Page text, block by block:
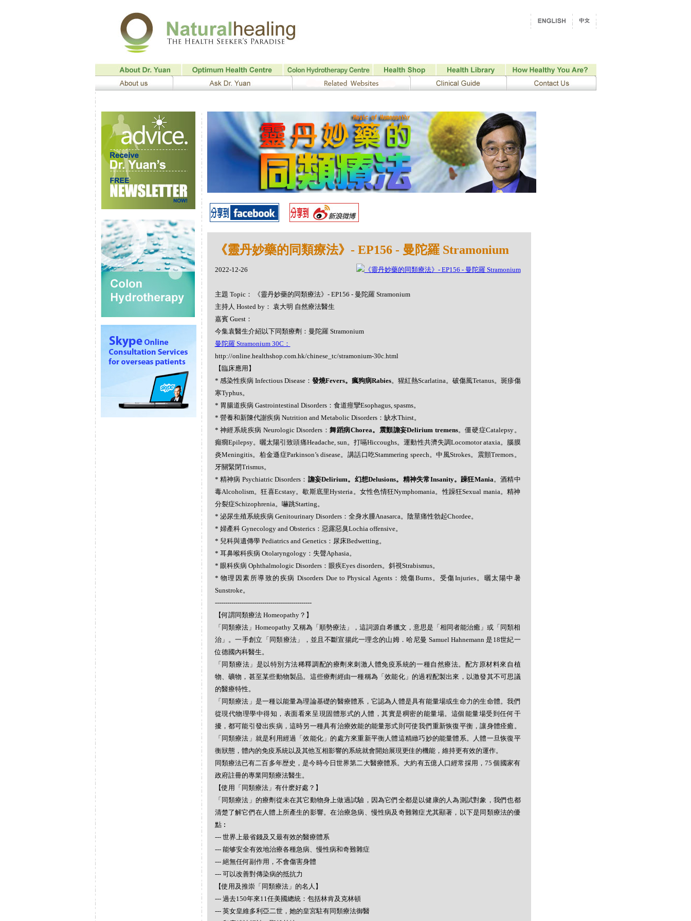
《靈丹妙藥的同類療法》- EP156 - 曼陀羅 Stramonium
2022-12-26
主題 Topic： 《靈丹妙藥的同類療法》- EP156 - 曼陀羅 Stramonium
主持人 Hosted by： 袁大明 自然療法醫生
嘉賓 Guest：
今集袁醫生介紹以下同類療劑：曼陀羅 Stramonium
曼陀羅 Stramonium 30C：
http://online.healthshop.com.hk/chinese_tc/stramonium-30c.html
【臨床應用】
* 感染性疾病 Infectious Disease： 發燒Fevers。瘋狗病Rabies。猩紅熱Scarlatina。破傷風Tetanus。斑疹傷
寒Typhus。
* 胃腸道疾病 Gastrointestinal Disorders：食道痙攣Esophagus, spasms。
* 營養和新陳代謝疾病 Nutrition and Metabolic Disorders：缺水Thirst。
* 神經系統疾病 Neurologic Disorders：舞蹈病Chorea。震顫譫妄Delirium tremens。僵硬症Catalepsy。
癲癇Epilepsy。曬太陽引致頭痛Headache, sun。打嗝Hiccoughs。運動性共濟失調Locomotor ataxia。腦膜
炎Meningitis。柏金遜症Parkinson’s disease。講話口吃Stammering speech。中風Strokes。震顫Tremors。
牙關緊閉Trismus。
* 精神病 Psychiatric Disorders： 譫妄Delirium。幻想Delusions。精神失常Insanity。躁狂Mania。酒精中
毒Alcoholism。狂喜Ecstasy。歇斯底里Hysteria。女性色情狂Nymphomania。性躁狂Sexual mania。精神
分裂症Schizophrenia。嚇跳Starting。
* 泌尿生殖系統疾病 Genitourinary Disorders：全身水腫Anasarca。陰莖痛性勃起Chordee。
* 婦產科 Gynecology and Obsterics：惡露惡臭Lochia offensive。
* 兒科與遺傳學 Pediatrics and Genetics：尿床Bedwetting。
* 耳鼻喉科疾病 Otolaryngology：失聲Aphasia。
* 眼科疾病 Ophthalmologic Disorders：眼疾Eyes disorders。斜視Strabismus。
* 物理因素所導致的疾病 Disorders Due to Physical Agents：燒傷Burns。受傷Injuries。曬太陽中暑
Sunstroke。
-----------------------------------------------
【何謂同類療法 Homeopathy？】
「同類療法」Homeopathy 又稱為「順勢療法」，這詞源自希臘文，意思是「相同者能治癒」或「同類相
治」。一手創立「同類療法」，並且不斷宣揚此一理念的山姆．哈尼曼 Samuel Hahnemann 是18世紀一
位德國內科醫生。
「同類療法」是以特別方法稀釋調配的療劑來刺激人體免疫系統的一種自然療法。配方原材料來自植
物、礦物，甚至某些動物製品。這些療劑經由一種稱為「效能化」的過程配製出來，以激發其不可思議
的醫療特性。
「同類療法」是一種以能量為理論基礎的醫療體系，它認為人體是具有能量場或生命力的生命體。我們
從現代物理學中得知，表面看來呈現固體形式的人體，其實是稠密的能量場。這個能量場受到任何干
擾，都可能引發出疾病，這時另一種具有治療效能的能量形式則可使我們重新恢復平衡，讓身體痊癒。
「同類療法」就是利用經過「效能化」的處方來重新平衡人體這精緻巧妙的能量體系。人體一旦恢復平
衡狀態，體內的免疫系統以及其他互相影響的系統就會開始展現更佳的機能，維持更有效的運作。
同類療法已有二百多年歴史，是今時今日世界第二大醫療體系。大約有五億人口經常採用，75 個國家有
政府註冊的專業同類療法醫生。
【使用「同類療法」有什麽好處？】
「同類療法」的療劑從未在其它動物身上做過試驗，因為它們全都是以健康的人為測試對象，我們也都
清楚了解它們在人體上所產生的影響。在治療急病、慢性病及奇難雜症尤其顯著，以下是同類療法的優
點︰
--- 世界上最省錢及又最有效的醫療體系
--- 能够安全有效地治療各種急病、慢性病和奇難雜症
--- 絕無任何副作用，不會傷害身體
--- 可以改善對傳染病的抵抗力
【使用及推崇「同類療法」的名人】
--- 過去150年來11任美國總統：包括林肯及克林頓
--- 英女皇維多利亞二世，她的皇宮駐有同類療法御醫